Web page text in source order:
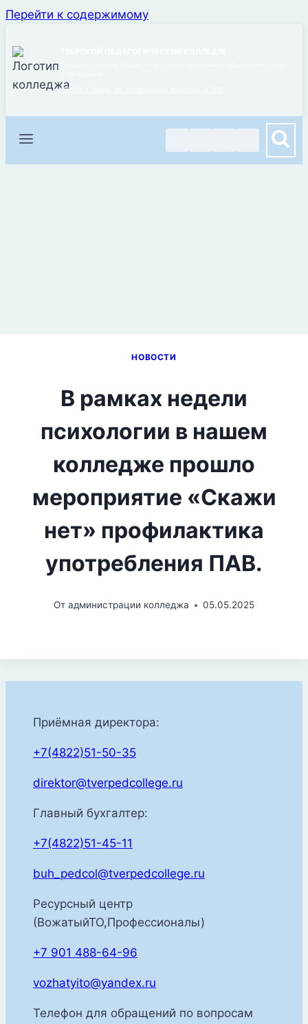
Перейти к содержимому
170043 г. Тверь, ул. Октябрьский проспект, д. 71А
НОВОСТИ
В рамках недели
психологии в нашем
колледже прошло
мероприятие «Скажи
нет» профилактика
употребления ПАВ.
От администрации колледжа 05.05.2025
Приёмная директора:
+7(4822)51-50-35
direktor@tverpedcollege.ru
Главный бухгалтер:
+7(4822)51-45-11
buh_pedcol@tverpedcollege.ru
Ресурсный центр
(ВожатыйТО,Профессионалы)
+7 901 488-64-96
vozhatyito@yandex.ru
Телефон для обращений по вопросам